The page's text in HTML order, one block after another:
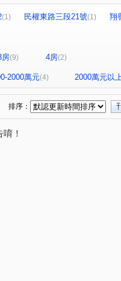
(1) 民權東路三段21號(1)
翔
群光之星 青青/雙橡園
民權東路三段 中正路(1)
段(1) 新知三路(1)
秀朗路三
昌智路(1) 福德三街(1)
神
房(9) 4房(2)
2000萬元(4) 2000萬元以
排序：
！